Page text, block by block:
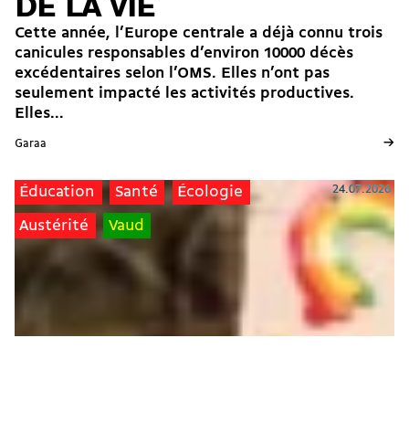
DE LA VIE
Cette année, l’Europe centrale a déjà connu trois
canicules responsables d’environ 10000 décès
excédentaires selon l’OMS. Elles n’ont pas
seulement impacté les activités productives.
Elles...
Garaa →
Éducation Santé Écologie
Austérité Vaud
24.07.2026